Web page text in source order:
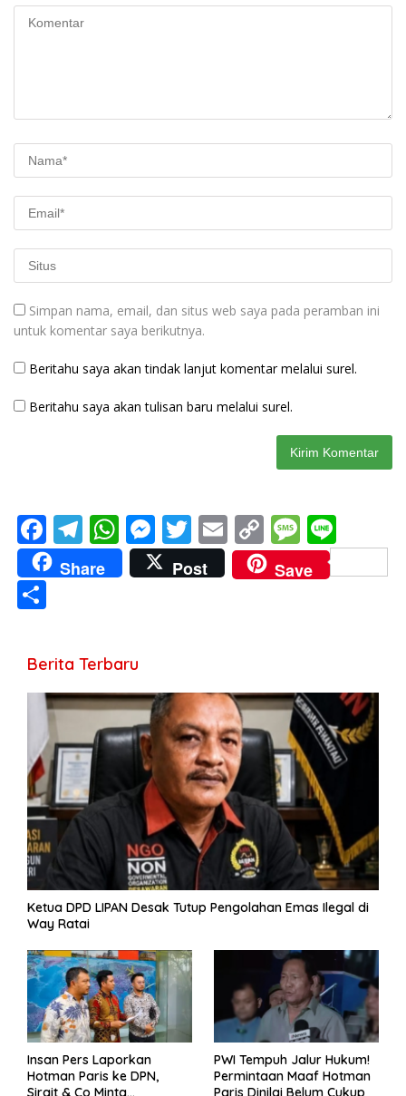
Simpan nama, email, dan situs web saya pada peramban ini
untuk komentar saya berikutnya.
Beritahu saya akan tindak lanjut komentar melalui surel.
Beritahu saya akan tulisan baru melalui surel.
F
ac
e
o
k
T
el
e
m
W
h
at
p
p
M
e
ss
er
T
w
itt
E
m
ai
C
o
p
k
M
e
ss
n
e
Share Post Save
ar
e
Berita Terbaru
Ketua DPD LIPAN Desak Tutup Pengolahan Emas Ilegal di
Way Ratai
Insan Pers Laporkan
Hotman Paris ke DPN,
Sirait & Co Minta
PWI Tempuh Jalur Hukum!
Permintaan Maaf Hotman
Paris Dinilai Belum Cukup